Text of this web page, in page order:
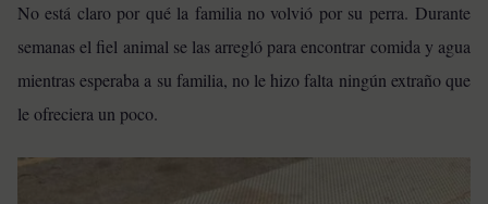
No está claro por qué la familia no volvió por su perra. Durante
semanas el fiel animal se las arregló para encontrar comida y agua
mientras esperaba a su familia, no le hizo falta ningún extraño que
le ofreciera un poco.